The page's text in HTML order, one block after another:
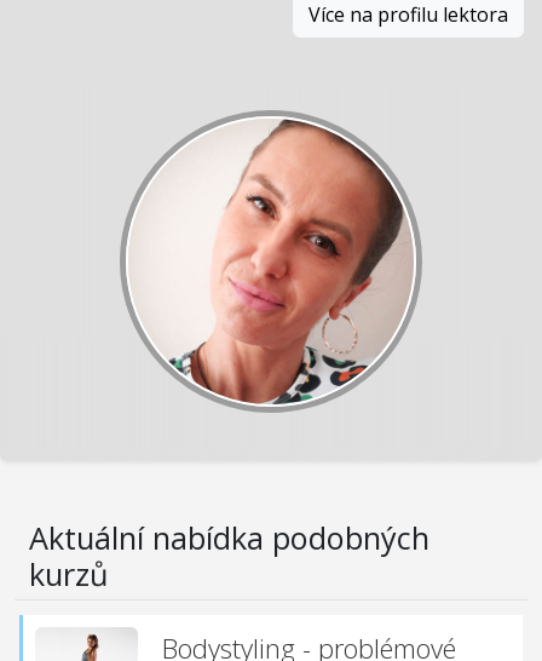
Více na profilu lektora
Aktuální nabídka podobných
kurzů
Bodystyling - problémové